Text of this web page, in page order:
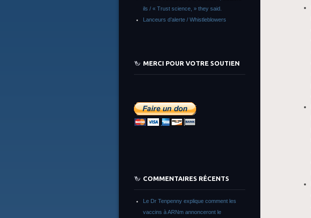
ils / « Trust science, » they said.
Lanceurs d’alerte / Whistleblowers
MERCI POUR VOTRE SOUTIEN
COMMENTAIRES RÉCENTS
Le Dr Tenpenny explique comment les
vaccins à ARNm annonceront le